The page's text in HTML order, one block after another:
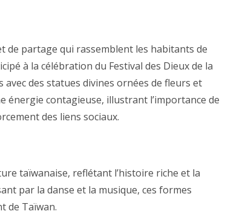
de partage qui rassemblent les habitants de
à la célébration du Festival des Dieux de la
des statues divines ornées de fleurs et
énergie contagieuse, illustrant l’importance de
des liens sociaux.
taïwanaise, reflétant l’histoire riche et la
par la danse et la musique, ces formes
de Taïwan.